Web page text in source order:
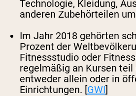
Technologie, Kleidung,
anderen Zubehörteilen
Im Jahr 2018 gehörten
Prozent der
Fitnessstudio oder
regelmäßig an Kursen
entweder allein oder in
Einrichtungen. [GWI]